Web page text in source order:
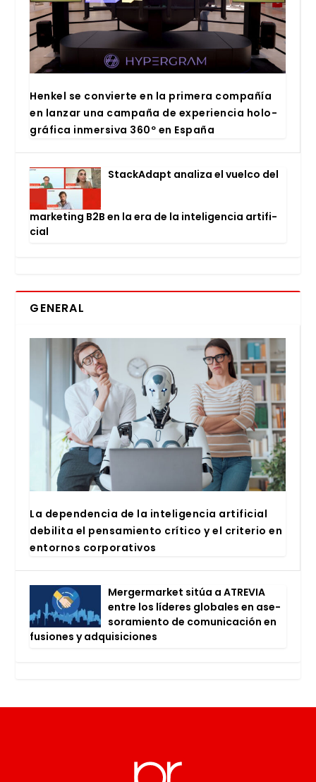
Hen­kel se con­vier­te en la pri­me­ra com­pa­ñía
en lan­zar una cam­pa­ña de expe­rien­cia holo­
grá­fi­ca inmer­si­va 360º en Espa­ña
Stac­kA­dapt ana­li­za el vuel­co del
mar­ke­ting B2B en la era de la inte­li­gen­cia arti­fi­
cial
GENERAL
La depen­den­cia de la inte­li­gen­cia arti­fi­cial
debi­li­ta el pen­sa­mien­to crí­ti­co y el cri­te­rio en
entor­nos cor­po­ra­ti­vos
Mer­ger­mar­ket sitúa a ATRE­VIA
entre los líde­res glo­ba­les en ase­
so­ra­mien­to de comu­ni­ca­ción en
fusio­nes y adqui­si­cio­nes